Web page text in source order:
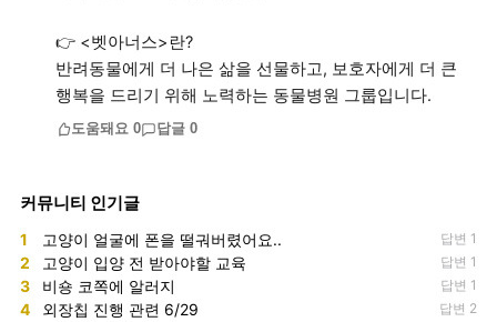
👉 <벳아너스>란?
반려동물에게 더 나은 삶을 선물하고, 보호자에게 더 큰
행복을 드리기 위해 노력하는 동물병원 그룹입니다.
도움돼요 0 답글 0
커뮤니티 인기글
1 고양이 얼굴에 폰을 떨궈버렸어요.. 답변 1
2 고양이 입양 전 받아야할 교육 답변 1
3 비숑 코쪽에 알러지 답변 1
4 외장칩 진행 관련 6/29 답변 2